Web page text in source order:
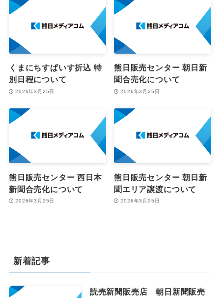
くまにちすぱいす折込 特
別日程について
2026年3月25日
熊日販売センター 朝日新
聞合売化について
2026年3月25日
熊日販売センター 西日本
新聞合売化について
2026年3月25日
熊日販売センター 朝日新
聞エリア譲渡について
2026年3月25日
新着記事
読売新聞販売店 朝日新聞販売